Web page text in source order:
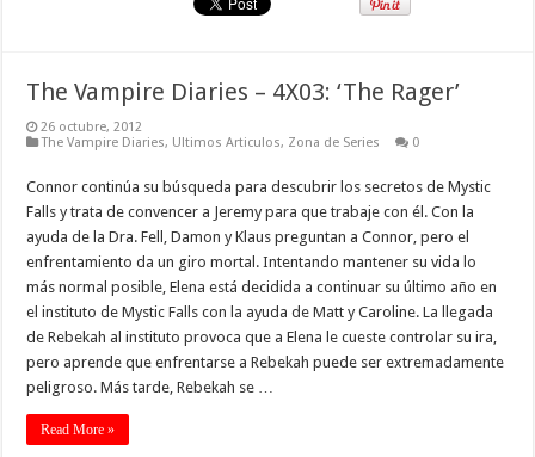
The Vampire Diaries – 4X03: ‘The Rager’
26 octubre, 2012
The Vampire Diaries, Ultimos Articulos, Zona de Series 0
Connor continúa su búsqueda para descubrir los secretos de Mystic
Falls y trata de convencer a Jeremy para que trabaje con él. Con la
ayuda de la Dra. Fell, Damon y Klaus preguntan a Connor, pero el
enfrentamiento da un giro mortal. Intentando mantener su vida lo
más normal posible, Elena está decidida a continuar su último año en
el instituto de Mystic Falls con la ayuda de Matt y Caroline. La llegada
de Rebekah al instituto provoca que a Elena le cueste controlar su ira,
pero aprende que enfrentarse a Rebekah puede ser extremadamente
peligroso. Más tarde, Rebekah se …
Read More »